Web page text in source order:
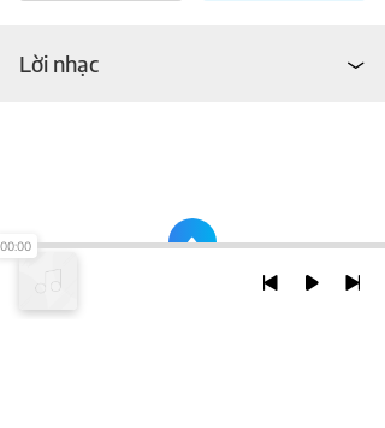
Lời nhạc
00:00